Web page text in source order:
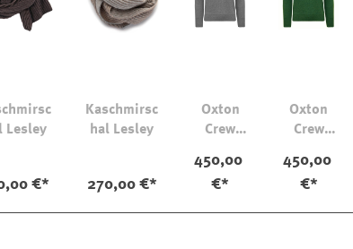
Lesley
€*
Kaschmirsc
hal Lesley
270,00 €*
Oxton
Crew
450,00
€*
Oxton
Crew
450,00
€*